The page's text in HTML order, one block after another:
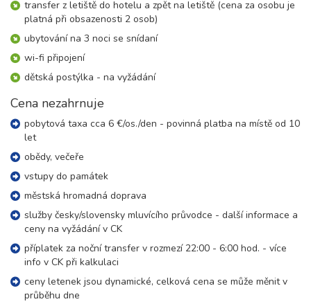
01.10. - 04.10.26
čtvrtek - neděle
17 800 Kč
08.10. - 11.10.26
17 900 Kč
15.10. - 18.10.26
18 000 Kč
transfer z letiště do hotelu a zpět na letiště (cena za osobu je
platná při obsazenosti 2 osob)
ubytování na 3 noci se snídaní
wi-fi připojení
dětská postýlka - na vyžádání
Cena nezahrnuje
pobytová taxa cca 6 €/os./den - povinná platba na místě od 10
let
obědy, večeře
vstupy do památek
městská hromadná doprava
služby česky/slovensky mluvícího průvodce - další informace a
ceny na vyžádání v CK
příplatek za noční transfer v rozmezí 22:00 - 6:00 hod. - více
info v CK při kalkulaci
ceny letenek jsou dynamické, celková cena se může měnit v
průběhu dne